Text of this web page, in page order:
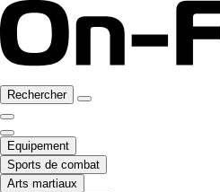
Rechercher
Equipement
Sports de combat
Arts martiaux